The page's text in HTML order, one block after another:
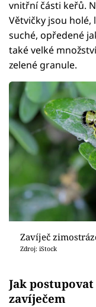
vnitřní části keřů.
Větvičky jsou
suché, opředené
také velké
zelené granule.
Zavíječ
Zdroj: iStock
Jak
zavíječem